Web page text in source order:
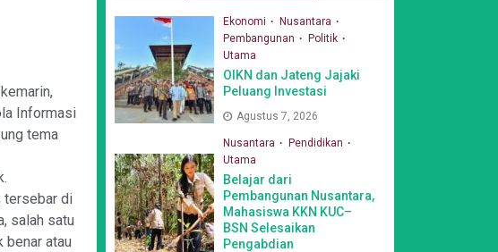
Informasi
tema
tersebar di
salah satu
benar atau
Ekonomi
Nusantara
Pembangunan
Politik
Utama
OIKN dan Jateng Jajaki
Peluang Investasi
Agustus 7, 2026
Nusantara
Pendidikan
Utama
Belajar dari
Pembangunan Nusantara,
Mahasiswa KKN KUC–
BSN Selesaikan
Pengabdian